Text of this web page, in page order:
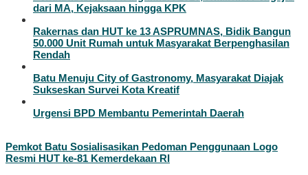
dari MA, Kejaksaan hingga KPK
Rakernas dan HUT ke 13 ASPRUMNAS, Bidik Bangun
50.000 Unit Rumah untuk Masyarakat Berpenghasilan
Rendah
Batu Menuju City of Gastronomy, Masyarakat Diajak
Sukseskan Survei Kota Kreatif
Urgensi BPD Membantu Pemerintah Daerah
Pemkot Batu Sosialisasikan Pedoman Penggunaan Logo
Resmi HUT ke-81 Kemerdekaan RI